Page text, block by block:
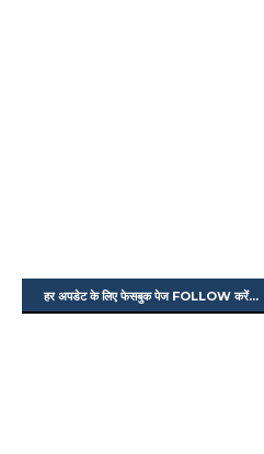
हर अपडेट के लिए फेसबुक पेज FOLLOW करें...